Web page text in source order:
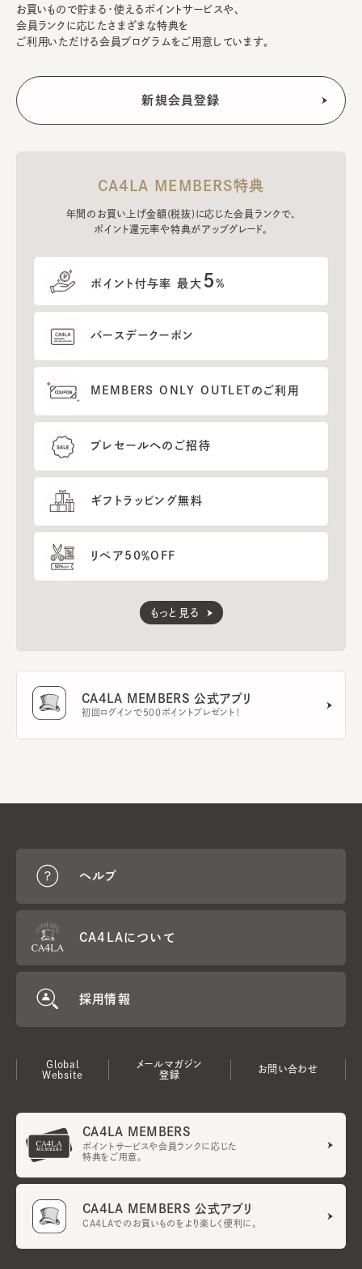
お買いもので貯まる・使えるポイントサービスや、
会員ランクに応じたさまざまな特典を
ご利用いただける会員プログラムをご用意しています。
CA4LA MEMBERS特典
年間のお買い上げ金額(税抜)に応じた会員ランクで、
ポイント還元率や特典がアップグレード。
ポイント付与率 最大 5%
バースデークーポン
MEMBERS ONLY OUTLETのご利用
プレセールへのご招待
ギフトラッピング無料
リペア50％OFF
もっと見る
CA4LA MEMBERS 公式アプリ
初回ログインで500ポイントプレゼント！
ヘルプ
CA4LAについて
採用情報
Global
Website
メールマガジン
登録
お問い合わせ
CA4LA MEMBERS
ポイントサービスや会員ランクに応じた
特典をご用意。
CA4LA MEMBERS 公式アプリ
CA4LAでのお買いものをより楽しく便利に。